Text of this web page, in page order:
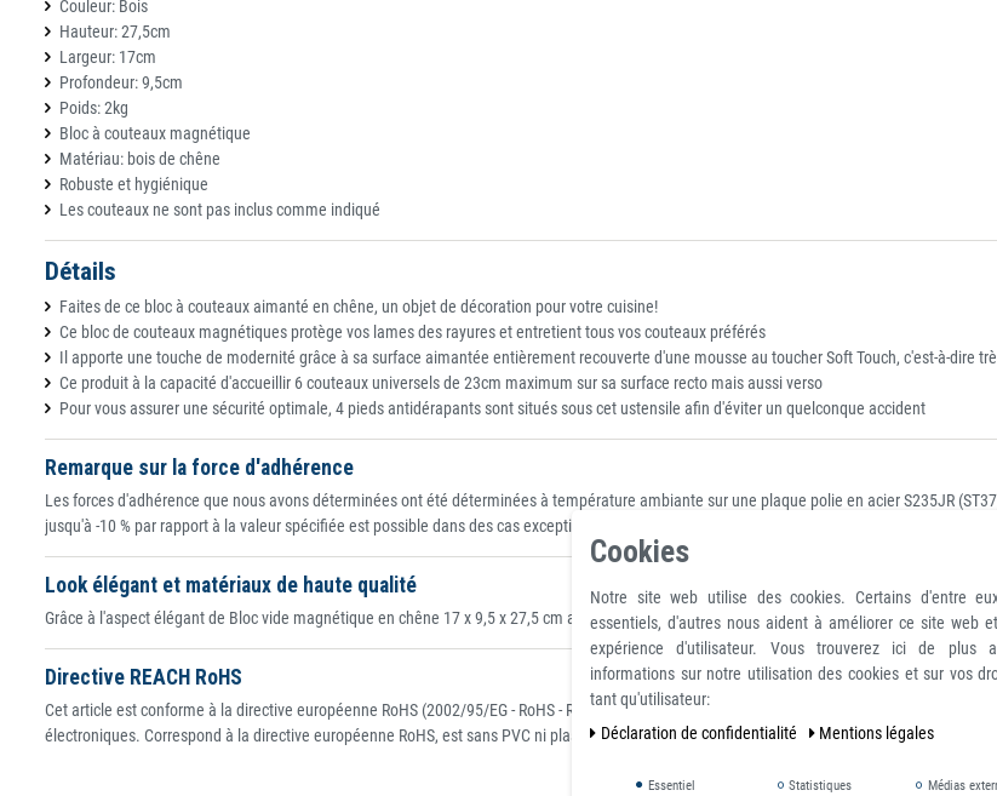
Couleur: Bois
Hauteur: 27,5cm
Largeur: 17cm
Profondeur: 9,5cm
Poids: 2kg
Bloc à couteaux magnétique
Matériau: bois de chêne
Robuste et hygiénique
Les couteaux ne sont pas inclus comme indiqué
Détails
Faites de ce bloc à couteaux aimanté en chêne, un objet de décoration pour votre cuisine!
Ce bloc de couteaux magnétiques protège vos lames des rayures et entretient tous vos couteaux préférés
Il apporte une touche de modernité grâce à sa surface aimantée entièrement recouverte d'une mousse au toucher Soft Touch, c'est-à-dire
Ce produit à la capacité d'accueillir 6 couteaux universels de 23cm maximum sur sa surface recto mais aussi verso
Pour vous assurer une sécurité optimale, 4 pieds antidérapants sont situés sous cet ustensile afin d'éviter un quelconque accident
Remarque sur la force d'adhérence
Les forces d'adhérence que nous avons déterminées ont été déterminées à température ambiante sur une plaque polie en acier S235JR
jusqu'à -10 % par rapport à la valeur spécifiée est possible dans des cas exceptionnels.
Look élégant et matériaux de haute qualité
Grâce à l'aspect élégant de Bloc vide magnétique en chêne 17 x 9,5 x 27,5 cm avec néoprène pour 6 couteaux, ils peuvent être placés là où
Directive REACH RoHS
Cet article est conforme à la directive européenne RoHS (2002/95/EG - RoHS - Restriction of Hazardous Substances) pour la restriction de
électroniques. Correspond à la directive européenne RoHS, est sans PVC ni plastifiant et conforme à REACH - classé selon la norme
Cookies
Notre site web utilise des cookies. Certains d'entre
essentiels, d'autres nous aident à améliorer ce site web
expérience d'utilisateur. Vous trouverez ici de plus
informations sur notre utilisation des cookies et sur vos
tant qu'utilisateur:
Déclaration de confidentialité
Mentions légales
Essentiel Statistiques Médias